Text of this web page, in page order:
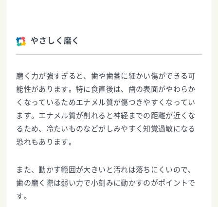
やさしく磨く
磨く力が強すぎると、歯や歯茎に細かい傷ができる可
能性があります。特に食直後は、歯の表面がやわらか
くなっているためエナメル質が傷つきやすくなってい
ます。エナメル質が削れると神経までの距離が近くな
るため、冷たいものなどがしみやすく知覚過敏になる
恐れもあります。
また、動かす範囲が大きいと汚れは落ちにくいので、
歯の磨く際は弱い力で小刻みに動かすのがポイントで
す。